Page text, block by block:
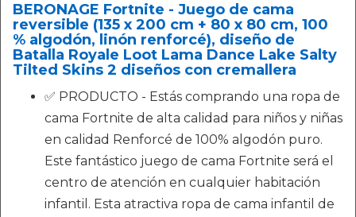
BERONAGE Fortnite - Juego de cama
reversible (135 x 200 cm + 80 x 80 cm, 100
% algodón, linón renforcé), diseño de
Batalla Royale Loot Lama Dance Lake Salty
Tilted Skins 2 diseños con cremallera
✅ PRODUCTO - Estás comprando una ropa de
cama Fortnite de alta calidad para niños y niñas
en calidad Renforcé de 100% algodón puro.
Este fantástico juego de cama Fortnite será el
centro de atención en cualquier habitación
infantil. Esta atractiva ropa de cama infantil de